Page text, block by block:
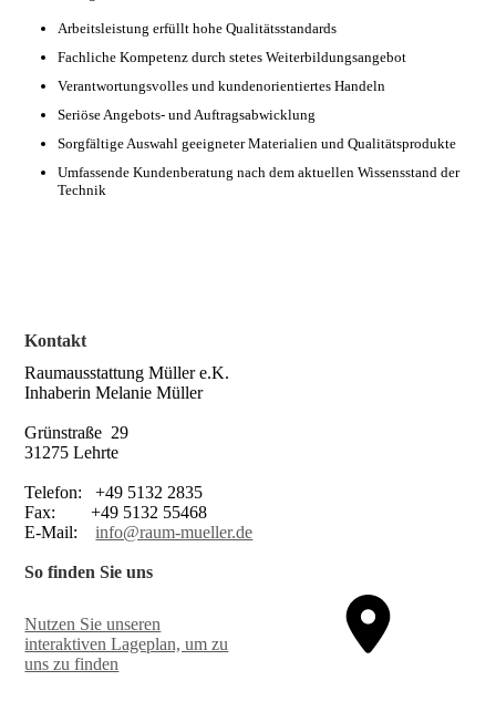
Arbeitsleistung erfüllt hohe Qualitätsstandards
Fachliche Kompetenz durch stetes Weiterbildungsangebot
Verantwortungsvolles und kundenorientiertes Handeln
Seriöse Angebots- und Auftragsabwicklung
Sorgfältige Auswahl geeigneter Materialien und Qualitätsprodukte
Umfassende Kundenberatung nach dem aktuellen Wissensstand der
Technik
Kontakt
Raumausstattung Müller e.K.
Inhaberin Melanie Müller
Grünstraße 29
31275 Lehrte
Telefon: +49 5132 2835
Fax: +49 5132 55468
E-Mail:info@raum-mueller.de
So finden Sie uns
Nutzen Sie unseren
interaktiven La­ge­plan, um zu
uns zu finden